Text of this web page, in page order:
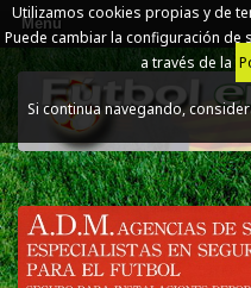
Utilizamos cookies propias y de
Puede cambiar la configuración
a través de la
Si continua navegando,
Menú